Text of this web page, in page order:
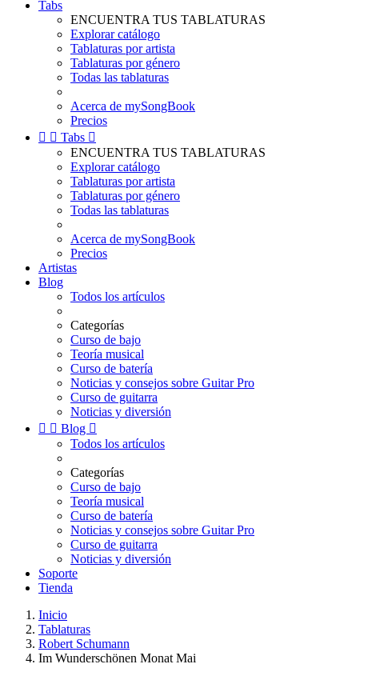
Tabs
ENCUENTRA TUS TABLATURAS
Explorar catálogo
Tablaturas por artista
Tablaturas por género
Todas las tablaturas
Acerca de mySongBook
Precios
  Tabs 
ENCUENTRA TUS TABLATURAS
Explorar catálogo
Tablaturas por artista
Tablaturas por género
Todas las tablaturas
Acerca de mySongBook
Precios
Artistas
Blog
Todos los artículos
Categorías
Curso de bajo
Teoría musical
Curso de batería
Noticias y consejos sobre Guitar Pro
Curso de guitarra
Noticias y diversión
  Blog 
Todos los artículos
Categorías
Curso de bajo
Teoría musical
Curso de batería
Noticias y consejos sobre Guitar Pro
Curso de guitarra
Noticias y diversión
Soporte
Tienda
Inicio
Tablaturas
Robert Schumann
Im Wunderschönen Monat Mai